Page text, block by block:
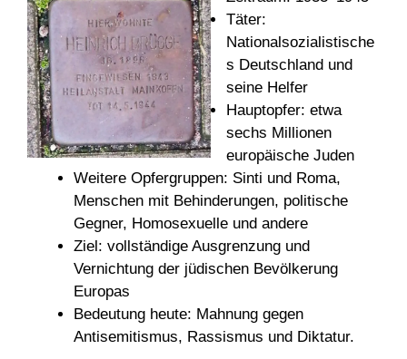
Täter:
Nationalsozialistische
s Deutschland und
seine Helfer
Hauptopfer: etwa
sechs Millionen
europäische Juden
Weitere Opfergruppen: Sinti und Roma,
Menschen mit Behinderungen, politische
Gegner, Homosexuelle und andere
Ziel: vollständige Ausgrenzung und
Vernichtung der jüdischen Bevölkerung
Europas
Bedeutung heute: Mahnung gegen
Antisemitismus, Rassismus und Diktatur.